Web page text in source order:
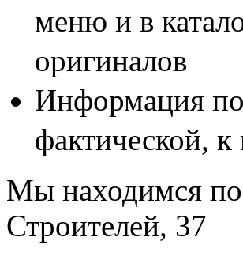
меню и в
оригиналов
Информация по
фактической,
Мы находимся по
Строителей, 37